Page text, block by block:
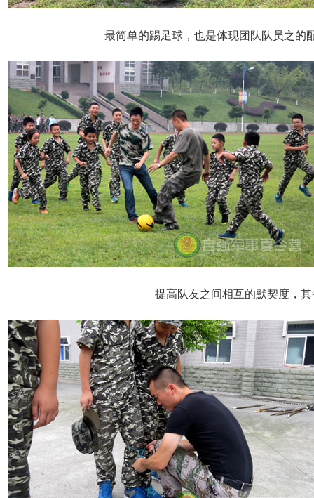
最简单的踢足球，也是体现团队队员之的
提高队友之间相互的默契度，